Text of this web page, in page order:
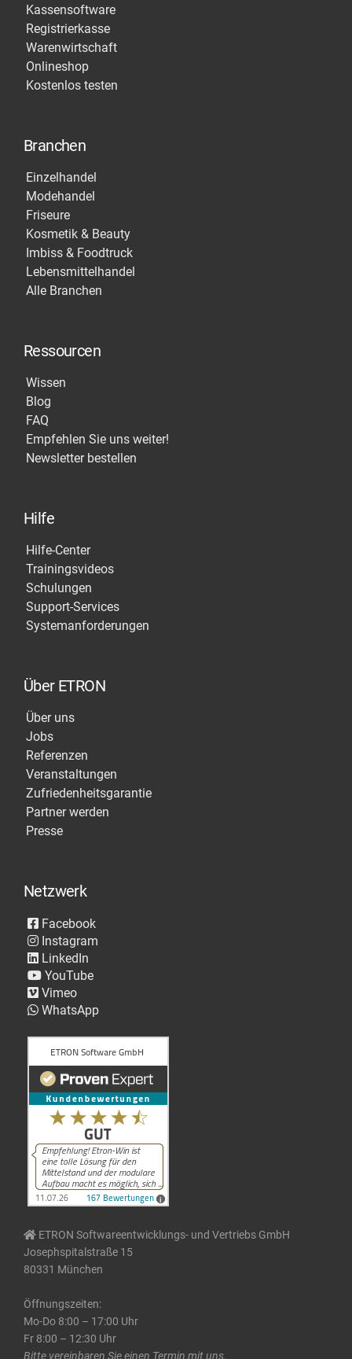
Kassensoftware
Registrierkasse
Warenwirtschaft
Onlineshop
Kostenlos testen
Branchen
Einzelhandel
Modehandel
Friseure
Kosmetik & Beauty
Imbiss & Foodtruck
Lebensmittelhandel
Alle Branchen
Ressourcen
Wissen
Blog
FAQ
Empfehlen Sie uns weiter!
Newsletter bestellen
Hilfe
Hilfe-Center
Trainingsvideos
Schulungen
Support-Services
Systemanforderungen
Über ETRON
Über uns
Jobs
Referenzen
Veranstaltungen
Zufriedenheitsgarantie
Partner werden
Presse
Netzwerk
Facebook
Instagram
LinkedIn
YouTube
Vimeo
WhatsApp
ETRON Softwareentwicklungs- und Vertriebs GmbH
Josephspitalstraße 15
80331 München
Öffnungszeiten:
Mo-Do 8:00 – 17:00 Uhr
Fr 8:00 – 12:30 Uhr
Bitte vereinbaren Sie einen Termin mit uns.